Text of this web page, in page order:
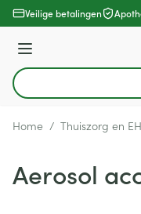
Ga naar de inhoud
Veilige betalingen
Menu
Product, merk,
Home / Thuiszorg en
Aerosol